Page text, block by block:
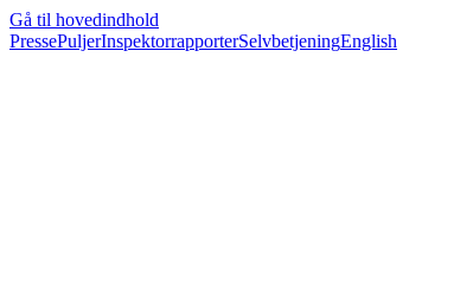
Gå til hovedindhold
PressePuljerInspektorrapporterSelvbetjeningEnglish